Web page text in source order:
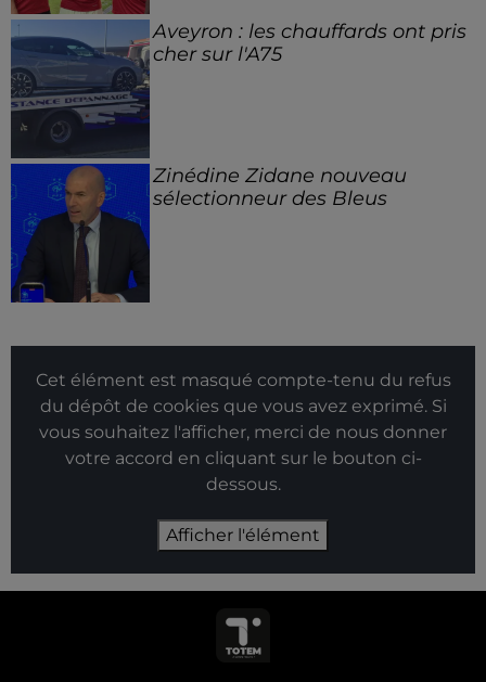
Aveyron : les chauffards ont pris
cher sur l'A75
Zinédine Zidane nouveau
sélectionneur des Bleus
Cet élément est masqué compte-tenu du refus
du dépôt de cookies que vous avez exprimé. Si
vous souhaitez l'afficher, merci de nous donner
votre accord en cliquant sur le bouton ci-
dessous.
Afficher l'élément